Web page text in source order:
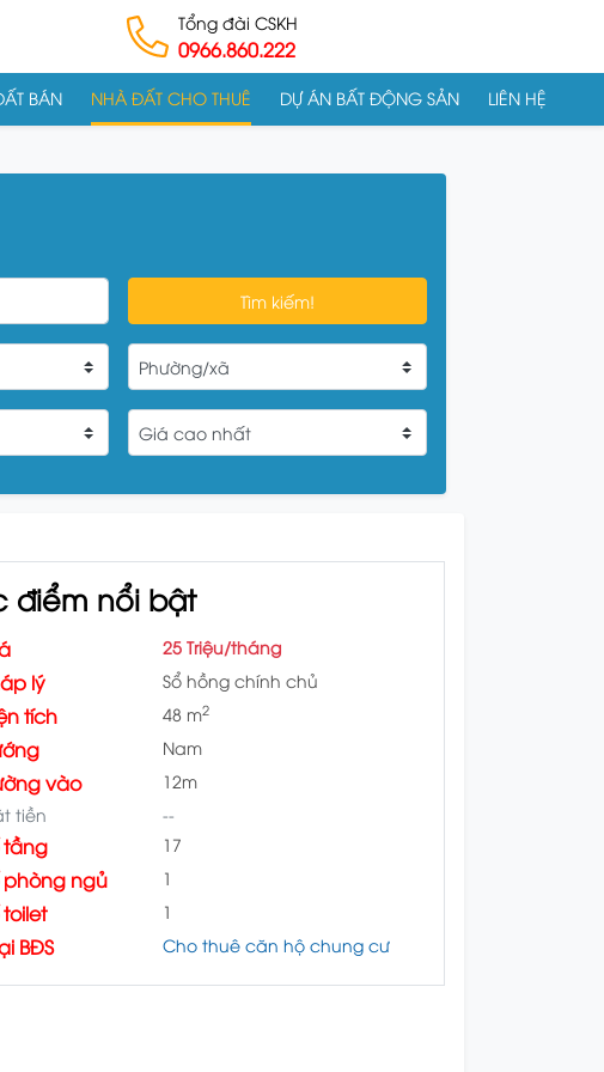
Tổng đài CSKH
0966.860.222
BÁN NHÀ ĐẤT CHO THUÊ DỰ ÁN BẤT ĐỘNG SẢN LIÊN HỆ
Tìm kiếm!
điểm nổi bật
25 Triệu/tháng
lý Sổ hồng chính chủ
tích 48 m2
Nam
vào
12m
tiền
--
tầng 17
phòng ngủ 1
toilet 1
BĐS Cho thuê căn hộ chung cư